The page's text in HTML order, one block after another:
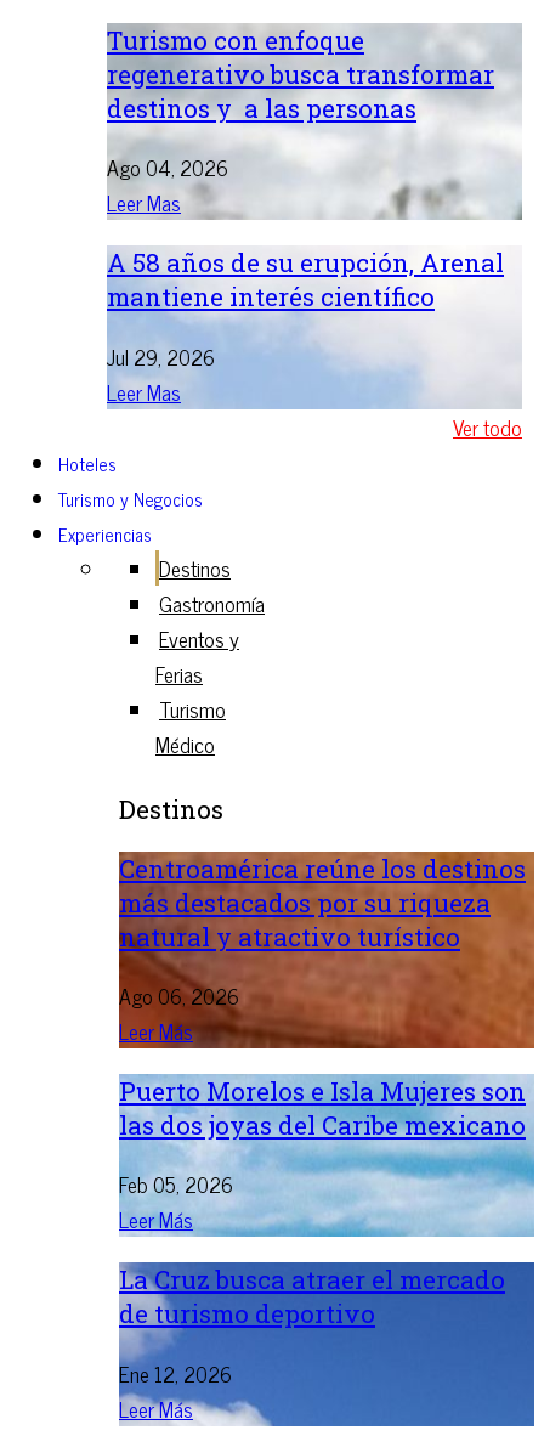
Turismo con enfoque
regenerativo busca transformar
destinos y a las personas
Ago 04, 2026
Leer Mas
A 58 años de su erupción, Arenal
mantiene interés científico
Jul 29, 2026
Leer Mas
Ver todo
Hoteles
Turismo y Negocios
Experiencias
Destinos
Gastronomía
Eventos y
Ferias
Turismo
Médico
Destinos
Centroamérica reúne los destinos
más destacados por su riqueza
natural y atractivo turístico
Ago 06, 2026
Leer Más
Puerto Morelos e Isla Mujeres son
las dos joyas del Caribe mexicano
Feb 05, 2026
Leer Más
La Cruz busca atraer el mercado
de turismo deportivo
Ene 12, 2026
Leer Más